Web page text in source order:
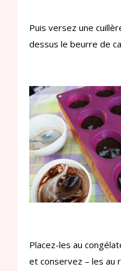
Puis versez une
dessus le beurre de
Placez-les au
et conservez – les au